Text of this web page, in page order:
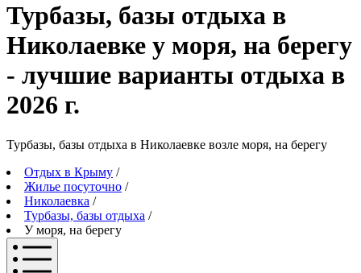
Турбазы, базы отдыха в
Николаевке у моря, на берегу
- лучшие варианты отдыха в
2026 г.
Турбазы, базы отдыха в Николаевке возле моря, на берегу
Отдых в Крыму /
Жилье посуточно /
Николаевка /
Турбазы, базы отдыха /
У моря, на берегу